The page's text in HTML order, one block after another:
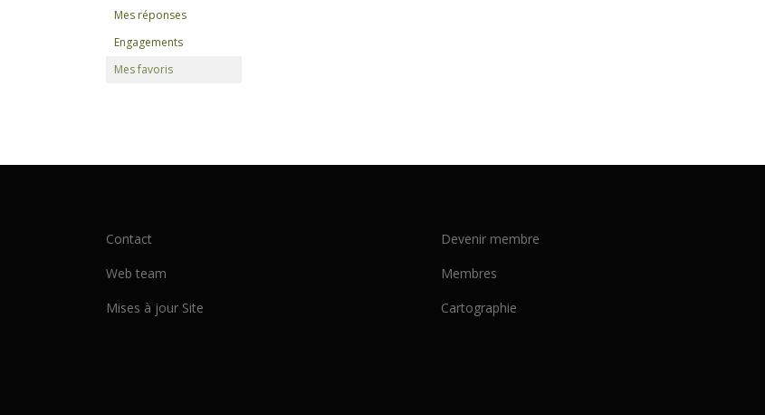
Mes réponses
Engagements
Mes favoris
Contact
Web team
Mises à jour Site
Devenir membre
Membres
Cartographie